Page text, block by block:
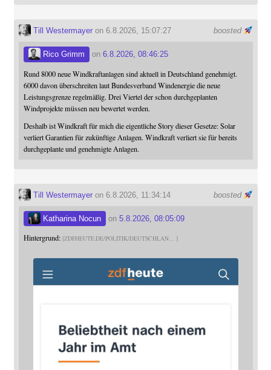
boosted
Till Westermayeron 6.8.2026, 15:07:27
Rico Grimm on 6.8.2026, 08:46:25
Rund 8000 neue Windkraftanlagen sind aktuell in Deutschland genehmigt.
6000 davon überschreiten laut Bundesverband Windenergie die neue
Leistungsgrenze regelmäßig. Drei Viertel der schon durchgeplanten
Windprojekte müssen neu bewertet werden.
Deshalb ist Windkraft für mich die eigentliche Story dieser Gesetze: Solar
verliert Garantien für zukünftige Anlagen. Windkraft verliert sie für bereits
durchgeplante und genehmigte Anlagen.
boosted
Till Westermayeron 6.8.2026, 11:34:14
Katharina Nocun on 5.8.2026, 08:05:09
Hintergrund: ZDFHEUTE.DE/POLITIK/DEUTSCHLAN